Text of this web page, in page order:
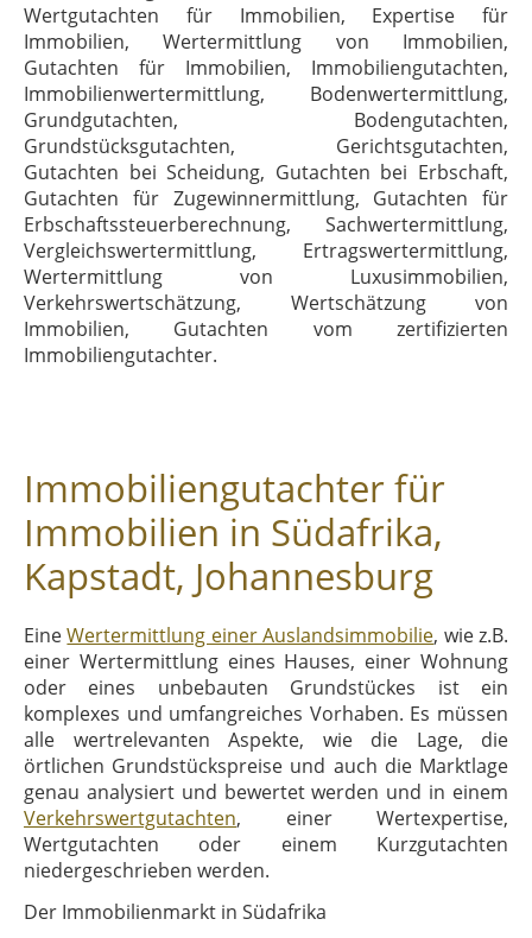
Wertgutachten für Immobilien, Expertise für
Immobilien, Wertermittlung von Immobilien,
Gutachten für Immobilien, Immobiliengutachten,
Immobilienwertermittlung, Bodenwertermittlung,
Grundgutachten, Bodengutachten,
Grundstücksgutachten, Gerichtsgutachten,
Gutachten bei Scheidung, Gutachten bei Erbschaft,
Gutachten für Zugewinnermittlung, Gutachten für
Erbschaftssteuerberechnung, Sachwertermittlung,
Vergleichswertermittlung, Ertragswertermittlung,
Wertermittlung von Luxusimmobilien,
Verkehrswertschätzung, Wertschätzung von
Immobilien, Gutachten vom zertifizierten
Immobiliengutachter.
Immobiliengutachter für
Immobilien in Südafrika,
Kapstadt, Johannesburg
EineWertermittlung einer Auslandsimmobilie, wie z.B.
einer Wertermittlung eines Hauses, einer Wohnung
oder eines unbebauten Grundstückes ist ein
komplexes und umfangreiches Vorhaben. Es müssen
alle wertrelevanten Aspekte, wie die Lage, die
örtlichen Grundstückspreise und auch die Marktlage
genau analysiert und bewertet werden und in einem
Verkehrswertgutachten, einer Wertexpertise,
Wertgutachten oder einem Kurzgutachten
niedergeschrieben werden.
Der Immobilienmarkt in Südafrika